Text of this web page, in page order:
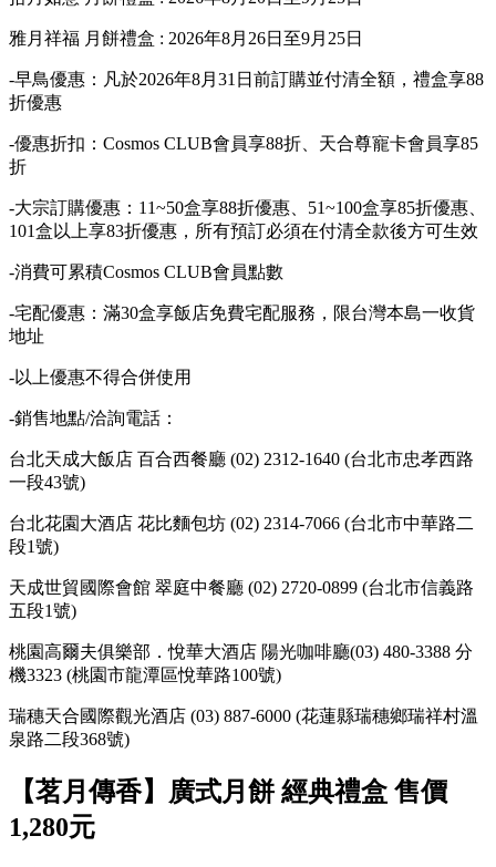
雅月祥福 月餅禮盒 : 2026年8月26日至9月25日
-早鳥優惠：凡於2026年8月31日前訂購並付清全額，禮盒享88
折優惠
-優惠折扣：Cosmos CLUB會員享88折、天合尊寵卡會員享85
折
-大宗訂購優惠：11~50盒享88折優惠、51~100盒享85折優惠、
101盒以上享83折優惠，所有預訂必須在付清全款後方可生效
-消費可累積Cosmos CLUB會員點數
-宅配優惠：滿30盒享飯店免費宅配服務，限台灣本島一收貨
地址
-以上優惠不得合併使用
-銷售地點/洽詢電話：
台北天成大飯店 百合西餐廳 (02) 2312-1640 (台北市忠孝西路
一段43號)
台北花園大酒店 花比麵包坊 (02) 2314-7066 (台北市中華路二
段1號)
天成世貿國際會館 翠庭中餐廳 (02) 2720-0899 (台北市信義路
五段1號)
桃園高爾夫俱樂部．悅華大酒店 陽光咖啡廳(03) 480-3388 分
機3323 (桃園市龍潭區悅華路100號)
瑞穗天合國際觀光酒店 (03) 887-6000 (花蓮縣瑞穗鄉瑞祥村溫
泉路二段368號)
【茗月傳香】廣式月餅 經典禮盒 售價
1,280元